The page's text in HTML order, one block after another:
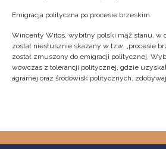
Emigracja polityczna po procesie brzeskim
Wincenty Witos, wybitny polski mąż stanu, w
został niesłusznie skazany w tzw. „procesie
został zmuszony do emigracji politycznej.
wówczas z tolerancji politycznej, gdzie
agrarnej oraz środowisk politycznych,